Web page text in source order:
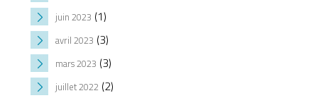
juin 2023 (1)
avril 2023 (3)
mars 2023 (3)
juillet 2022 (2)